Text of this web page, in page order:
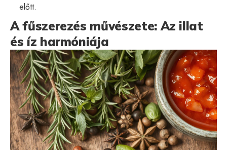
előtt.
A fűszerezés művészete: Az illat
és íz harmóniája